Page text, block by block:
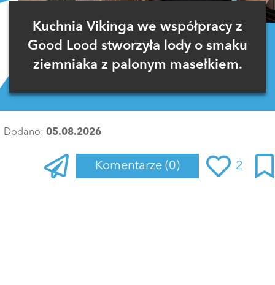
Kuchnia Vikinga we współpracy z
Good Lood stworzyła lody o smaku
ziemniaka z palonym masełkiem.
Dodano: 05.08.2026
Komentarze (0) 2